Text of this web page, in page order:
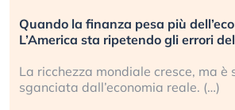
Russia e Cina pronti a
investitori stanno
Gli investitori tech
geopolitico: il (…)